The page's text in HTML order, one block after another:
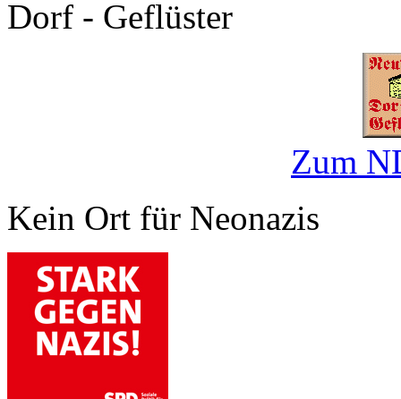
Dorf - Geflüster
Zum
Kein Ort für Neonazis